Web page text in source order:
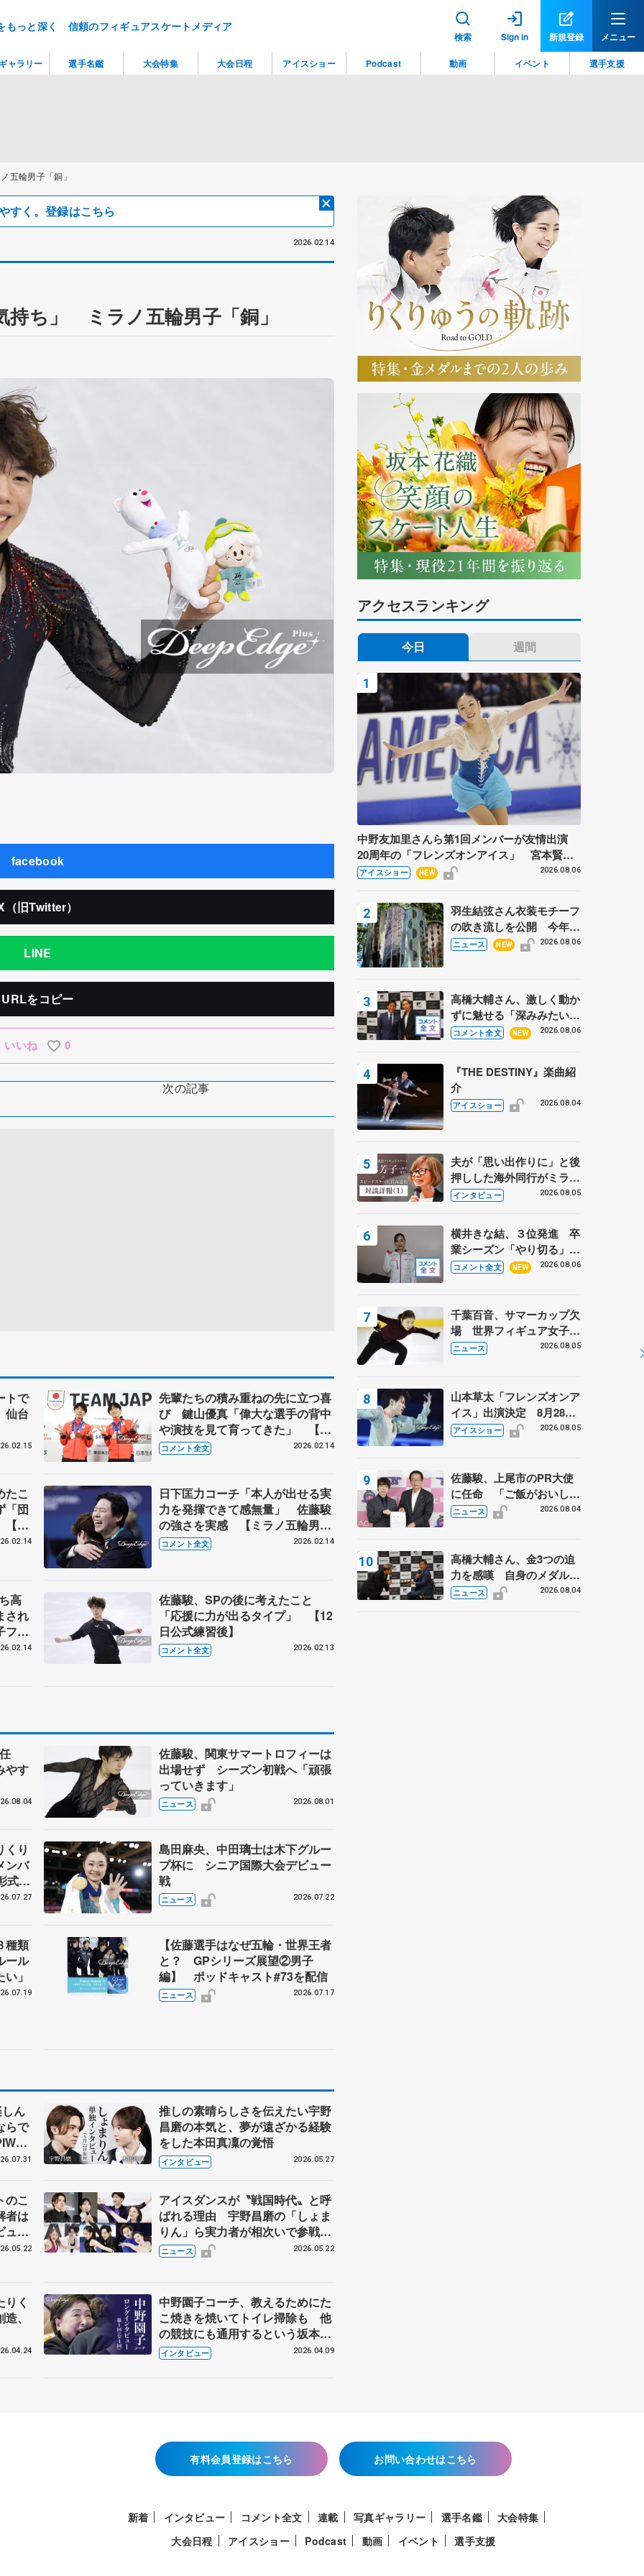
もっと深く 信頼のフィギュアスケートメディア
検索 Sign in 新規登録 メニュー
五輪男子「銅」
すく。登録はこちら
2026.02.14
持ち」 ミラノ五輪男子「銅」
facebook
（旧Twitter）
LINE
URLをコピー
いいね 0
次の記事
トで
仙台
先輩たちの積み重ねの先に立つ喜
び 鍵山優真「偉大な選手の背中
や演技を見て育ってきた」 【14
日一夜明け会見】
コメント全文 2026.02.14
たこ
「団
【メ
日下匡力コーチ「本人が出せる実
力を発揮できて感無量」 佐藤駿
の強さを実感 【ミラノ五輪男子
フリー後・銅メダル獲得後】
コメント全文 2026.02.14
高
され
フリ
佐藤駿、SPの後に考えたこと
「応援に力が出るタイプ」 【12
日公式練習後】
コメント全文 2026.02.13
やす
佐藤駿、関東サマートロフィーは
出場せず シーズン初戦へ「頑張
っていきます」
ニュース 2026.08.01
くり
ンバ
式、
園子
島田麻央、中田璃士は木下グルー
プ杯に シニア国際大会デビュー
戦
ニュース 2026.07.22
種類
ール
」
【佐藤選手はなぜ五輪・世界王者
と？ GPシリーズ展望②男子
編】 ポッドキャスト#73を配信
ニュース 2026.07.17
ん
らで
前
推しの素晴らしさを伝えたい宇野
昌磨の本気と、夢が遠ざかる経験
をした本田真凜の覚悟
インタビュー 2026.05.27
のこ
者は
ュー
人、
アイスダンスが〝戦国時代〟と呼
ばれる理由 宇野昌磨の「しょま
りん」ら実力者が相次いで参戦
国内の競争激化
ニュース 2026.05.22
く
、
中野園子コーチ、教えるためにた
こ焼きを焼いてトイレ掃除も 他
の競技にも通用するという坂本花
織の筋肉
インタビュー 2026.04.09
アクセスランキング
今日 週間
中野友加里さんら第1回メンバーが友情出演
20周年の「フレンズオンアイス」 宮本賢二
さん、有川梨絵さん、田村岳斗さんも
アイスショー NEW 2026.08.06
羽生結弦さん衣装モチーフ
の吹き流しを公開 今年は
「春よ、来い」、仙台の瑞
ニュース NEW 2026.08.06
高橋大輔さん、激しく動か
ずに魅せる「深みみたいな
ものは出てきている？」
あい
コメント全文 NEW 2026.08.06
『THE DESTINY』楽曲紹
介
アイスショー 2026.08.04
夫が「思い出作りに」と後
押しした海外同行がミラノ
まで… 繁華街のリンクで
に 小林芳子さんが振り返
るスケート人生
インタビュー 2026.08.05
横井きな結、３位発進 卒
業シーズン「やり切る」
【みなとアクルス杯SP】
コメント全文 NEW 2026.08.06
千葉百音、サマーカップ欠
場 世界フィギュア女子2
位
ニュース 2026.08.05
山本草太「フレンズオンア
イス」出演決定 8月28日
（金）2公演のみ 荒川静
アイスショー 2026.08.05
佐藤駿、上尾市のPR大使
に任命 「ご飯がおいし
く、住みやすいのが魅力」
ニュース 2026.08.04
高橋大輔さん、金3つの迫
力を感嘆 自身のメダルは
「どちらに？」 〝リス兄
ニュース 2026.08.04
有料会員登録はこちら お問い合わせはこちら
新着 インタビュー コメント全文 連載 写真ギャラリー 選手名鑑
大会特集
大会日程
アイスショー Podcast 動画 イベント 選手支援
ャラリー 選手名鑑 大会特集 大会日程 アイスショー Podcast 動画 イベント 選手支援